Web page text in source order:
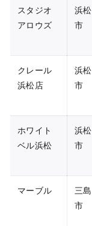
スタジオ
アロウズ
浜松
市
クレール
浜松店
浜松
市
ホワイト
ベル浜松
浜松
市
マーブル
三島
市